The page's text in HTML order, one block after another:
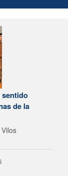
sentido
de la